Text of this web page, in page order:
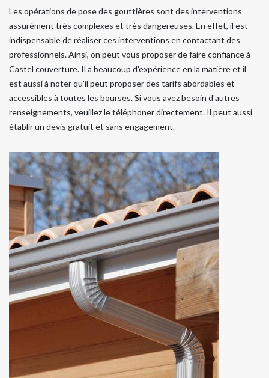
Les opérations de pose des gouttières sont des interventions
assurément très complexes et très dangereuses. En effet, il est
indispensable de réaliser ces interventions en contactant des
professionnels. Ainsi, on peut vous proposer de faire confiance à
Castel couverture. Il a beaucoup d'expérience en la matière et il
est aussi à noter qu'il peut proposer des tarifs abordables et
accessibles à toutes les bourses. Si vous avez besoin d'autres
renseignements, veuillez le téléphoner directement. Il peut aussi
établir un devis gratuit et sans engagement.